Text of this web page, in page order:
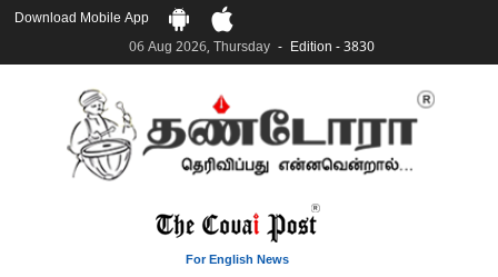
Download Mobile App
06 Aug 2026, Thursday
Edition - 3830
For English News
தமிழக சட்டப்பேரவையில் காலியிடங்கள் 6 ஆக உயர்வு
யூதர்களின் நாட்டை அழிக்க ஈரான் முயற்சி – இஸ்ரேல் பிரதமர் நெதன்யாகு